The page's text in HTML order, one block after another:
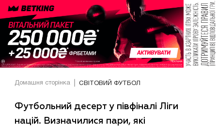
Домашня сторінка СВІТОВИЙ ФУТБОЛ
Футбольний десерт у півфіналі Ліги
націй. Визначилися пари, які